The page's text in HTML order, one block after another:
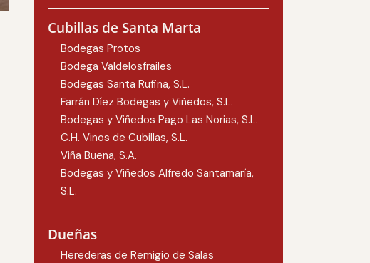
Cubillas de Santa Marta
Bodegas Protos
Bodega Valdelosfrailes
Bodegas Santa Rufina, S.L.
Farrán Díez Bodegas y Viñedos, S.L.
Bodegas y Viñedos Pago Las Norias, S.L.
C.H. Vinos de Cubillas, S.L.
Viña Buena, S.A.
Bodegas y Viñedos Alfredo Santamaría,
S.L.
Dueñas
Herederas de Remigio de Salas